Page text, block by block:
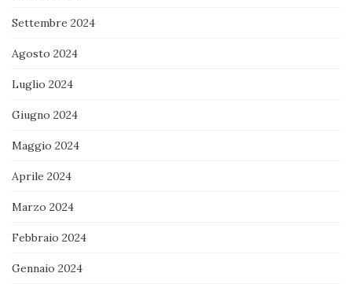
Settembre 2024
Agosto 2024
Luglio 2024
Giugno 2024
Maggio 2024
Aprile 2024
Marzo 2024
Febbraio 2024
Gennaio 2024